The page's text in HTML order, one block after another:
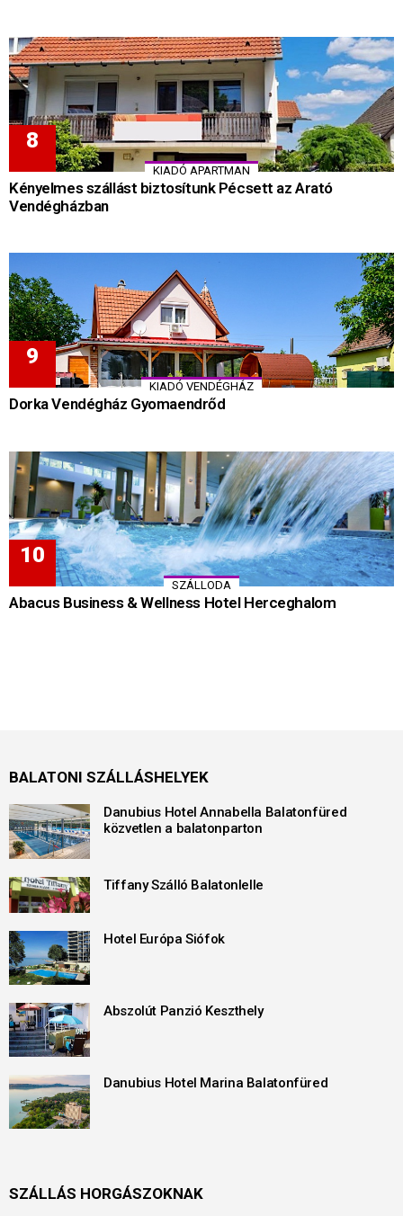
KIADÓ APARTMAN
Kényelmes szállást biztosítunk Pécsett az Arató
Vendégházban
KIADÓ VENDÉGHÁZ
Dorka Vendégház Gyomaendrőd
SZÁLLODA
Abacus Business & Wellness Hotel Herceghalom
BALATONI SZÁLLÁSHELYEK
Danubius Hotel Annabella Balatonfüred
közvetlen a balatonparton
Tiffany Szálló Balatonlelle
Hotel Európa Siófok
Abszolút Panzió Keszthely
Danubius Hotel Marina Balatonfüred
SZÁLLÁS HORGÁSZOKNAK